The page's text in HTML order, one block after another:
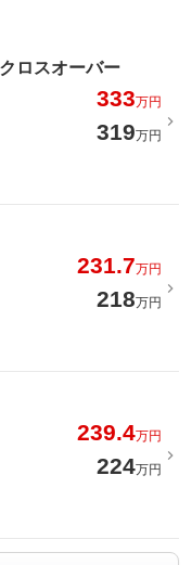
ロスオーバー
333万円
319万円
231.7万円
218万円
239.4万円
224万円